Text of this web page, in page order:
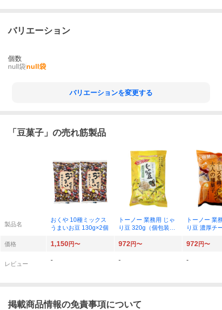
バリエーション
個数
null袋null袋
バリエーションを変更する
「 豆菓子 」の売れ筋製品
製品名
おくや 10種ミックス
うまいお豆 130g×2個
トーノー 業務用 じゃ
り豆 320g（個包装）
トーノー 業
り豆 濃厚チ
価格
1,150円〜 972円〜 972円〜
レビュー
- - -
掲載商品情報の免責事項について